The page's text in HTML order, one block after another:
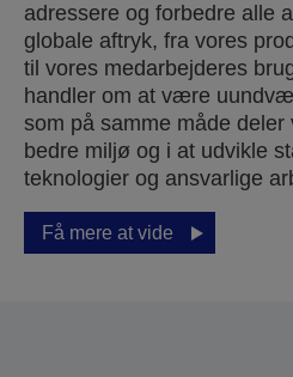
adressere og forbedre alle
globale aftryk, fra vores
til vores medarbejderes
handler om at være
som på samme måde
bedre miljø og i at udvikle
teknologier og ansvarlige
Få mere at vide